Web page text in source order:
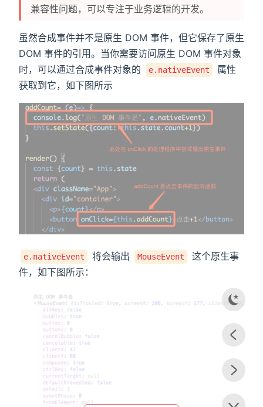
兼容性问题，可以专注于业务逻辑的开发。
虽然合成事件并不是原生 DOM 事件，但它保存了原生
DOM 事件的引用。当你需要访问原生 DOM 事件对象
时，可以通过合成事件对象的
e.nativeEvent
属性
获取到它，如下图所示
e.nativeEvent 将会输出 MouseEvent
这个原生事
件，如下图所示：